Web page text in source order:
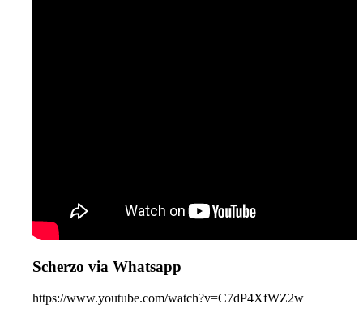
Scherzo via Whatsapp
https://www.youtube.com/watch?v=C7dP4XfWZ2w